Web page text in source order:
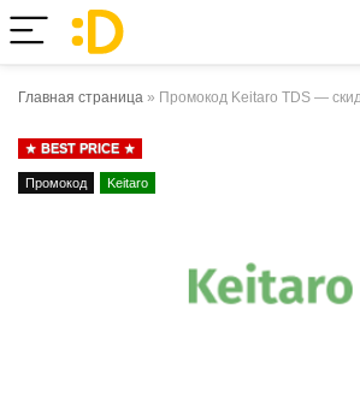
Главная страница » Промокод Keitaro TDS —
BEST PRICE
Промокод Keitaro